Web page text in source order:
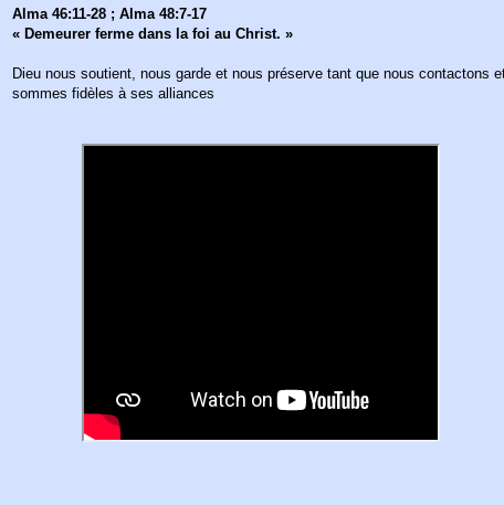
Alma 46:11-28 ; Alma 48:7-17
« Demeurer ferme dans la foi au Christ. »
Dieu nous soutient, nous garde et nous préserve tant que nous contactons
sommes fidèles à ses alliances